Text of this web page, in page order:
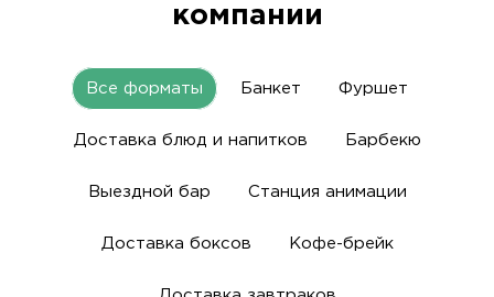
компании
Все форматы Банкет Фуршет
Доставка блюд и напитков Барбекю
Выездной бар Станция анимации
Доставка боксов Кофе-брейк